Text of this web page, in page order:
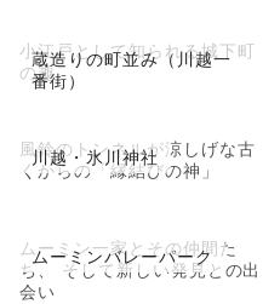
蔵造りの町並み（川越一
番街）
小江戸として知られる城下町
の趣
川越・氷川神社
風鈴のトンネルが涼しげな古
くからの「縁結びの神」
ムーミンバレーパーク
ムーミン一家とその仲間た
ち、 そして新しい発見との出
会い